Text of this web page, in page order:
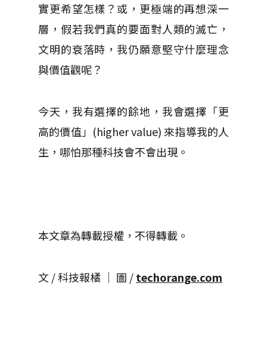
實更希望怎樣？或，更極端的再想深一
層，假若我們真的要面對人類的滅亡，
文明的衰落時，我仍願意堅守什麼理念
與價值觀呢？
今天，我有選擇的餘地，我會選擇「更
高的價值」(higher value) 來指導我的人
生，哪怕那種科技會不會出現。
本文章為轉載授權，不得轉載。
文 / 科技報橘 │ 圖 /techorange.com